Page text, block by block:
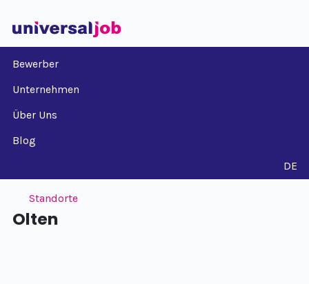
Bewerber
Unternehmen
Über Uns
Blog
DE
Standorte
Olten